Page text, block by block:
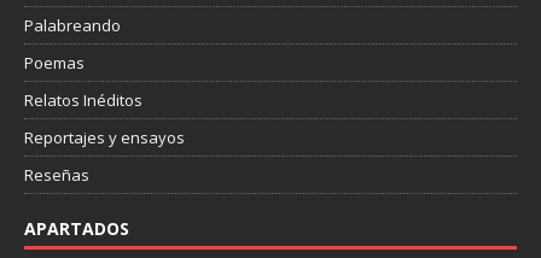
Palabreando
Poemas
Relatos Inéditos
Reportajes y ensayos
Reseñas
APARTADOS